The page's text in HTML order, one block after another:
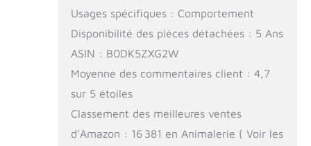
Usages spécifiques : Comportement
Disponibilité des pièces détachées : 5 Ans
ASIN : B0DK5ZXG2W
Moyenne des commentaires client : 4,7
sur 5 étoiles
Classement des meilleures ventes
d’Amazon : 16 381 en Animalerie ( Voir les